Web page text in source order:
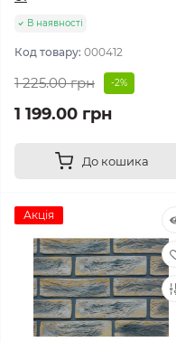
В наявності
Код товару: 000412
1 225.00 грн -2%
1 199.00 грн
До кошика
Акція